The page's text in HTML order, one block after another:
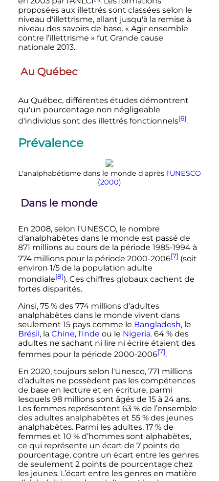
proposées aux illettrés sont classées selon le
niveau d'illettrisme, allant jusqu'à la remise à
niveau des savoirs de base. « Agir ensemble
contre l’illettrisme » fut Grande cause
nationale 2013.
Au Québec
Au Québec, différentes études démontrent
qu'un pourcentage non négligeable
d'individus sont des illettrés fonctionnels[6].
Prévalence
L'analphabétisme dans le monde d'après l'UNESCO
(2000)
Dans le monde
En 2008, selon l'UNESCO, le nombre
d'analphabètes dans le monde est passé de
871 millions au cours de la période 1985-1994 à
774 millions pour la période 2000-2006[7] (soit
environ 1/5 de la population adulte
mondiale[8]). Ces chiffres globaux cachent de
fortes disparités.
Ainsi, 75 % des 774 millions d'adultes
analphabètes dans le monde vivent dans
seulement 15 pays comme le Bangladesh, le
Brésil, la Chine, l'Inde ou le Nigeria. 64 % des
adultes ne sachant ni lire ni écrire étaient des
femmes pour la période 2000-2006[7].
En 2020, toujours selon l'Unesco, 771 millions
d’adultes ne possèdent pas les compétences
de base en lecture et en écriture, parmi
lesquels 98 millions sont âgés de 15 à 24 ans.
Les femmes représentent 63 % de l’ensemble
des adultes analphabètes et 55 % des jeunes
analphabètes. Parmi les adultes, 17 % de
femmes et 10 % d’hommes sont alphabètes,
ce qui représente un écart de 7 points de
pourcentage, contre un écart entre les genres
de seulement 2 points de pourcentage chez
les jeunes. L’écart entre les genres en matière